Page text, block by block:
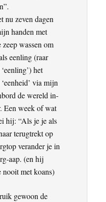
nu zeven dagen
handen met
zeep wassen om
eenling (raar
het
via mijn
de wereld in-
Een week of wat
hij: “Als je je als
terugtrekt op
verander je in
aap. (en hij
nooit met koans)
gewoon de